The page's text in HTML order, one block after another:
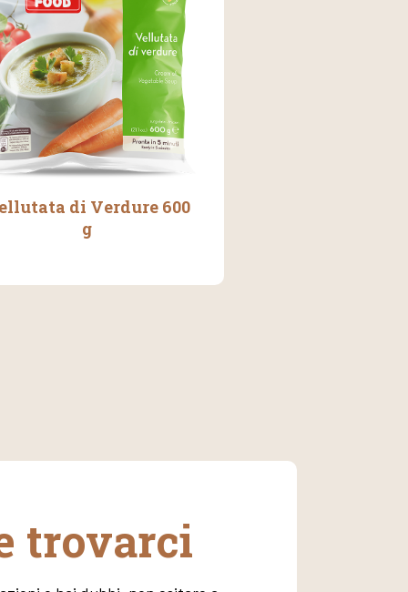
di Verdure 600
g
trovarci